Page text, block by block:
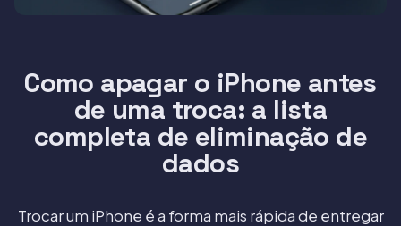
Como apagar o iPhone antes
de uma troca: a lista
completa de eliminação de
dados
Trocar um iPhone é a forma mais rápida de entregar